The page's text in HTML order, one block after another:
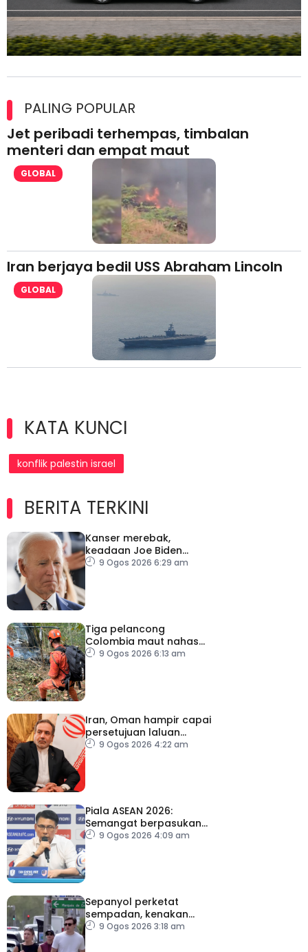
lesen separuh pertama 2026
PALING POPULAR
Jet peribadi terhempas, timbalan
menteri dan empat maut
GLOBAL
Iran berjaya bedil USS Abraham Lincoln
GLOBAL
KATA KUNCI
konflik palestin israel
BERITA TERKINI
Kanser merebak,
keadaan Joe Biden
semakin serius
9 Ogos 2026 6:29 am
Tiga pelancong
Colombia maut nahas
helikopter di Rio de
9 Ogos 2026 6:13 am
Iran, Oman hampir capai
persetujuan laluan
sementara Selat Hormuz
9 Ogos 2026 4:22 am
Piala ASEAN 2026:
Semangat berpasukan
kunci Harimau Malaya ke
9 Ogos 2026 4:09 am
Sepanyol perketat
sempadan, kenakan
pemeriksaan ketibaan
9 Ogos 2026 3:18 am